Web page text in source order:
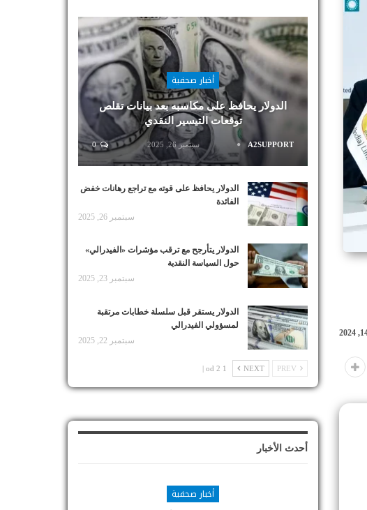
أخبار صحفية
الدولار يحافظ على مكاسبه بعد بيانات تقلص
توقعات التيسير النقدي
A2SUPPORT سبتمبر 26, 2025 0
الدولار يحافظ على قوته مع تراجع رهانات خفض
الفائدة
سبتمبر 26, 2025
الدولار يتأرجح مع ترقب مؤشرات «الفيدرالي»
حول السياسة النقدية
سبتمبر 23, 2025
الدولار يستقر قبل سلسلة خطابات مرتقبة
لمسؤولي الفيدرالي
سبتمبر 22, 2025
NEXT
1 od 2 |
أحدث الأخبار
أخبار صحفية